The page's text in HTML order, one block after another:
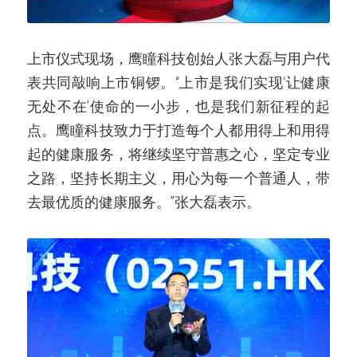
上市仪式现场，鹰瞳科技创始人张大磊与用户代
表共同敲响上市铜锣。“上市是我们实现‘让健康
无处不在’使命的一小步，也是我们新征程的起
点。鹰瞳科技致力于打造每个人都用得上和用得
起的健康服务，将继续坚守普惠之心，坚定专业
之路，坚持长期主义，用心为每一个普通人，带
去最优质的健康服务。”张大磊表示。